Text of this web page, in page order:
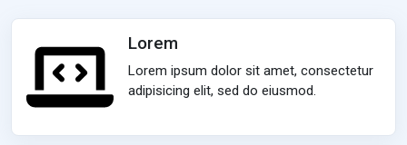
Lorem
Lorem ipsum dolor sit amet, consectetur
adipisicing elit, sed do eiusmod.